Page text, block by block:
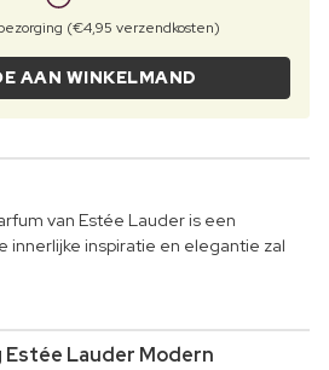
(€4,95 verzendkosten)
AAN WINKELMAND
van Estée Lauder is een
innerlijke inspiratie en elegantie zal
Lauder Modern